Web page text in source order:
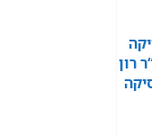
רון